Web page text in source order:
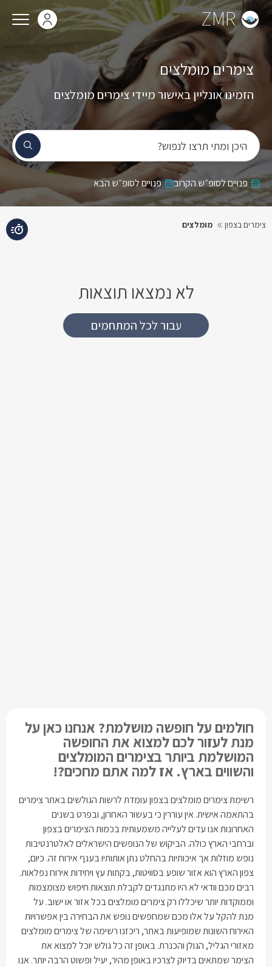
ZMR
היכן ומתי תרצו לנפוש?
צימרים מומלצים
הזמינו אונליין באישור מיידי צימרים מומלצים
פנויים לסופ״ש הקרוב פנויים לסופ״ש הבא
צימרים בצפון מומלצים
לא נמצאו תוצאות
עבור לכל המתחמים
חולמים על חופשה מושלמת? אנחנו כאן על
מנת לעזור לכם למצוא את החופשה
המושלמת ביותר בצימרים המומלצים
והשווים בארץ. אז למה אתם מחכים?!
רשימת צימרים מומלצים בצפון עומדת לרשות הגולשים באתר צימרים
בהתאמה אישית. אין עוררין כי בעשור האחרון, ובפרט בשנים
האחרונות אנו עדים לעלייה משמעותית בכמות הצימרים בצפון
וברחבי הארץ כולה. הביקוש של הנופשים הישראלים לאלטרנטיבות
נופש מוזלות אך איכותיות בהחלט נתן אותותיו בענף אירוח זה. כיום,
צפון הארץ הוא אזור שופע בסוויטות, בקתות עץ ויחידות אירוח נפלאות.
רבים מכם וודאי לא היו מתנגדים לקבלת תוצאות חיפוש מצומצמות
וממוקדות יותר שיכללו רק צימרים מומלצים בכל אזור או ישוב. על
מנת להקל על אלו מכם שמחפשים נופש את הבחירה בין אפשרויות
האירוח השונות שמופיעות באתר, ריכזנו רשימה של צימרים מומלצים
מאזורי הגליל, הגולן והכנרת. באופן זה כל גולש יוכל למצוא את
הצימר שמתאים בדיוק לצרכיו באופן מהיר, יעיל ופשוט הרבה יותר. אנו